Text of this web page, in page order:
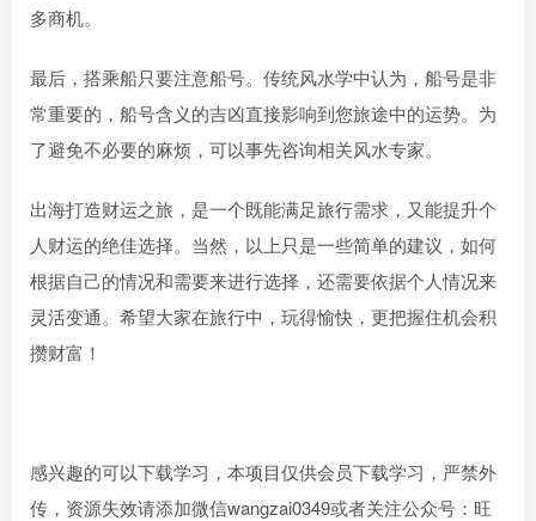
多商机。
最后，搭乘船只要注意船号。传统风水学中认为，船号是非
常重要的，船号含义的吉凶直接影响到您旅途中的运势。为
了避免不必要的麻烦，可以事先咨询相关风水专家。
出海打造财运之旅，是一个既能满足旅行需求，又能提升个
人财运的绝佳选择。当然，以上只是一些简单的建议，如何
根据自己的情况和需要来进行选择，还需要依据个人情况来
灵活变通。希望大家在旅行中，玩得愉快，更把握住机会积
攒财富！
感兴趣的可以下载学习，本项目仅供会员下载学习，严禁外
传，资源失效请添加微信wangzai0349或者关注公众号：旺